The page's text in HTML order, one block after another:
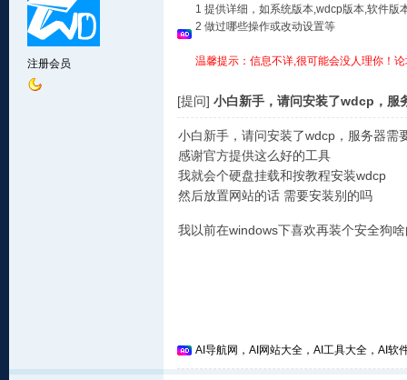
注册会员
1 提供详细，如系统版本,wdcp版本,软件版
2 做过哪些操作或改动设置等
温馨提示：信息不详,很可能会没人理你！
[提问] 小白新手，请问安装了wdcp，服
小白新手，请问安装了wdcp，服务器需
感谢官方提供这么好的工具
我就会个硬盘挂载和按教程安装wdcp
然后放置网站的话 需要安装别的吗
我以前在windows下喜欢再装个安全狗
AI导航网，AI网站大全，AI工具大全，AI软